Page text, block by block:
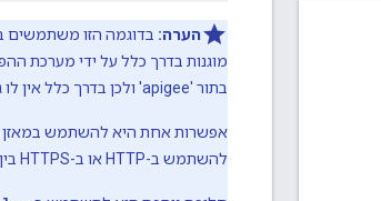
הערה:
בתור 'apigee' ולכן בדרך כלל אין לו גישה ליציאות שנמצאות מתחת ל-1024.
להשתמש ב-HTTP או ב-HTTPS בין מאזן העומסים API של Edge.